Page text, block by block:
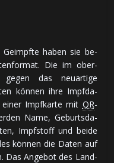
Geimpfte ha­ben sie be­
Die im ober­
ge­gen das neu­ar­ti­ge
kön­nen ih­re Impf­da­
Impf­kar­te mit QR-
Na­me, Ge­burts­da­
Impf­stoff und bei­de
kön­nen die Da­ten auf
Das An­ge­bot des Land­